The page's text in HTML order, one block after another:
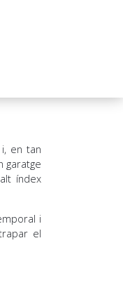
en tan
garatge
índex
i
el